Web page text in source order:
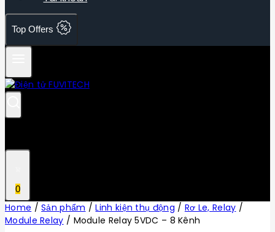
Top Offers
0
Home / Sản phẩm / Linh kiện thụ động / Rơ Le, Relay /
Module Relay / Module Relay 5VDC – 8 Kênh